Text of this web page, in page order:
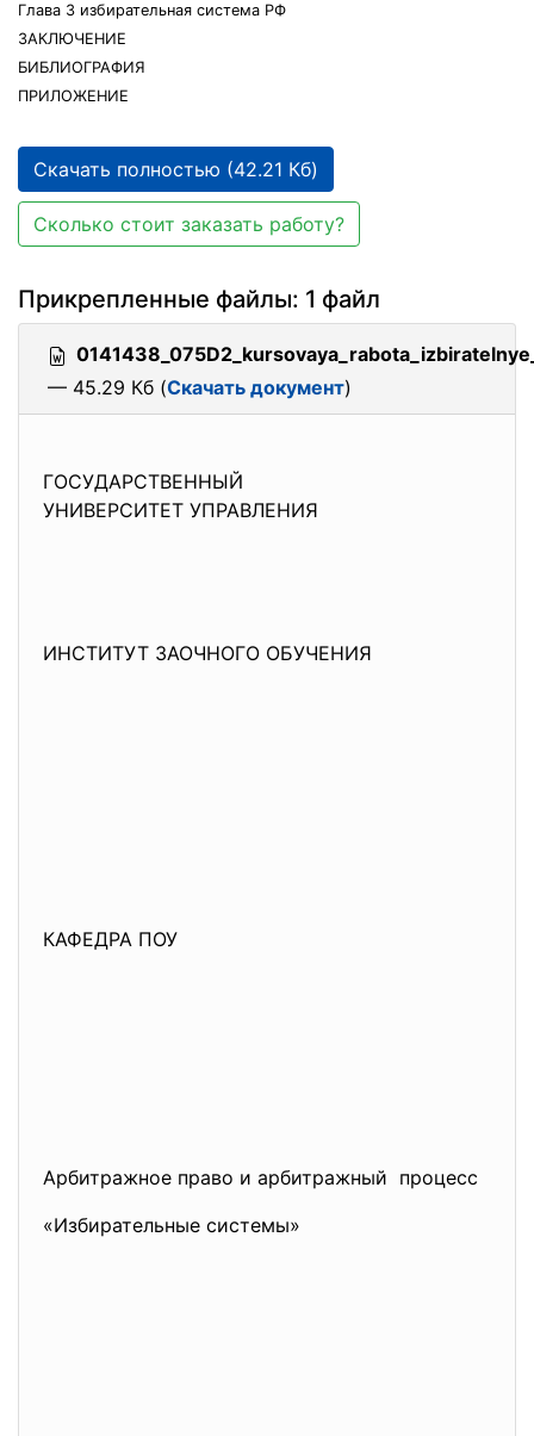
Глава 3 избирательная система РФ
ЗАКЛЮЧЕНИЕ
БИБЛИОГРАФИЯ
ПРИЛОЖЕНИЕ
Скачать полностью (42.21 Кб)
Сколько стоит заказать работу?
Прикрепленные файлы: 1 файл
— 45.29 Кб (Скачать документ)
ГОСУДАРСТВЕННЫЙ
УНИВЕРСИТЕТ УПРАВЛЕНИЯ
ИНСТИТУТ ЗАОЧНОГО ОБУЧЕНИЯ
КАФЕДРА ПОУ
Арбитражное право и арбитражный процесс
«Избирательные системы»